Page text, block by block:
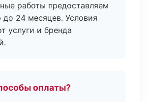
работы предоставляем
до 24 месяцев. Условия
услуги и бренда
оплаты?